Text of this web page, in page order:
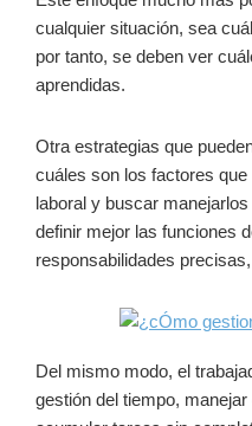
cualquier situación, sea
por tanto, se deben ver
aprendidas.
Otra estrategias que
cuáles son los factores
laboral y buscar
definir mejor las funciones
responsabilidades
Del mismo modo, el
gestión del tiempo,